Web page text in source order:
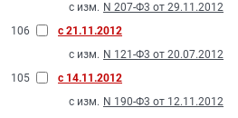
с изм. N 207-Ф3 от 29.11.2012
106
с 21.11.2012
с изм. N 121-Ф3 от 20.07.2012
105
с 14.11.2012
с изм. N 190-Ф3 от 12.11.2012